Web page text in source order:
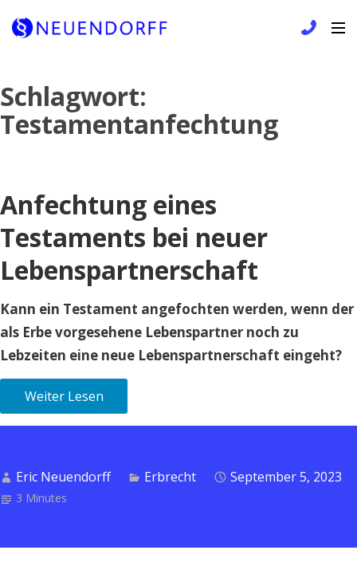
to
content
Schlagwort:
Testamentanfechtung
Anfechtung eines
Testaments bei neuer
Lebenspartnerschaft
Kann ein Testament angefochten werden, wenn der
als Erbe vorgesehene Lebenspartner noch zu
Lebzeiten eine neue Lebenspartnerschaft eingeht?
Weiter Lesen
Eric Neuendorff Erbrecht September 5, 2023
3 Minutes